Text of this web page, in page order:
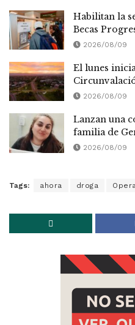
Habilitan la
Becas
2026/08/09
El lunes
2026/08/09
Lanzan una
familia de
2026/08/09
Tags: ahora droga